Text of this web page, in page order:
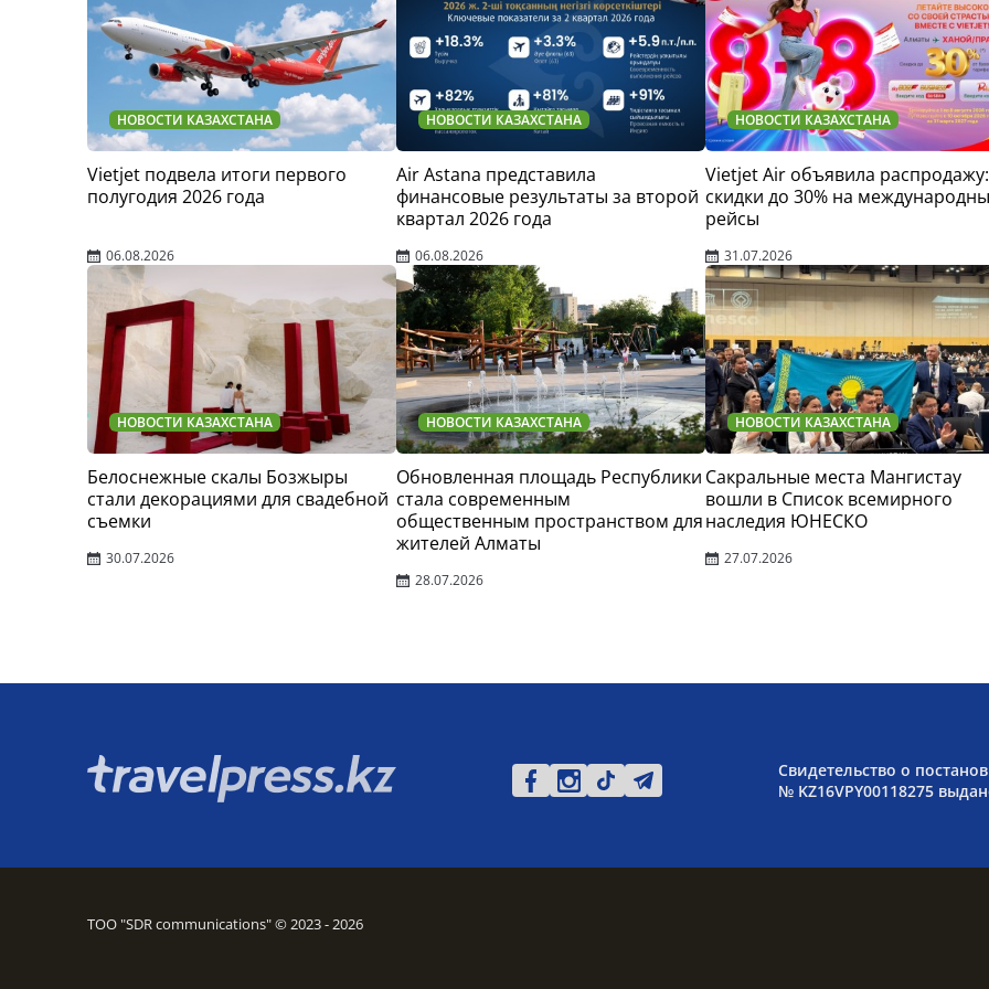
НОВОСТИ КАЗАХСТАНА
Vietjet подвела итоги первого
полугодия 2026 года
06.08.2026
НОВОСТИ КАЗАХСТАНА
Air Astana представила
финансовые результаты за второй
квартал 2026 года
06.08.2026
НОВОСТИ КАЗАХСТАНА
Vietjet Air объявила распродажу:
скидки до 30% на
рейсы
31.07.2026
НОВОСТИ КАЗАХСТАНА
Белоснежные скалы Бозжыры
стали декорациями для свадебной
съемки
30.07.2026
НОВОСТИ КАЗАХСТАНА
Обновленная площадь Республики
стала современным
общественным пространством для
жителей Алматы
28.07.2026
НОВОСТИ КАЗАХСТАНА
Сакральные места Мангистау
вошли в Список всемирного
наследия ЮНЕСКО
27.07.2026
Свидетельство о
№ KZ16VPY00118275
ТОО "SDR communications" © 2023 - 2026